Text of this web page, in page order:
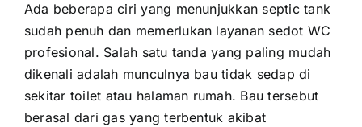
Ada beberapa ciri yang menunjukkan septic tank
sudah penuh dan memerlukan layanan sedot WC
profesional. Salah satu tanda yang paling mudah
dikenali adalah munculnya bau tidak sedap di
sekitar toilet atau halaman rumah. Bau tersebut
berasal dari gas yang terbentuk akibat